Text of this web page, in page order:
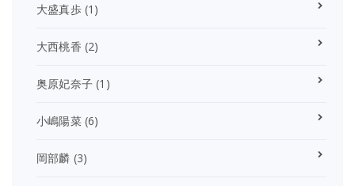
大盛真歩(1)
大西桃香 (2)
奥原妃奈子 (1)
小嶋陽菜(6)
岡部麟 (3)